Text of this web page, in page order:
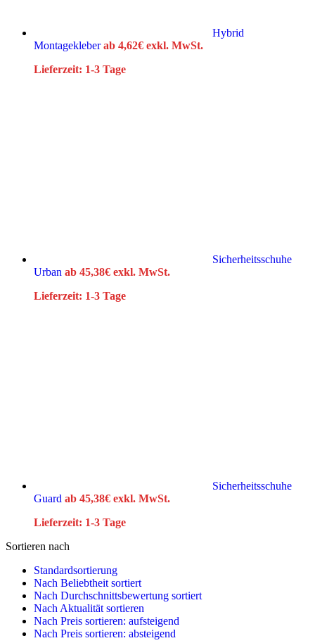
Hybrid
Montagekleberab 4,62€ exkl. MwSt.
Lieferzeit: 1-3 Tage
Sicherheitsschuhe
Urban ab 45,38€ exkl. MwSt.
Lieferzeit: 1-3 Tage
Sicherheitsschuhe
Guard ab 45,38€ exkl. MwSt.
Lieferzeit: 1-3 Tage
Sortieren nach
Standardsortierung
Nach Beliebtheit sortiert
Nach Durchschnittsbewertung sortiert
Nach Aktualität sortieren
Nach Preis sortieren: aufsteigend
Nach Preis sortieren: absteigend